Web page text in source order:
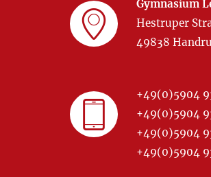
Gymnasium
Hestruper
49838
+49(0)5904
+49(0)5904
+49(0)5904
+49(0)5904